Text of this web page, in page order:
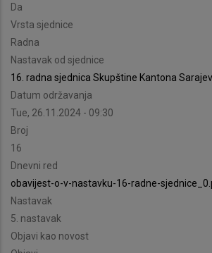
Da
Vrsta sjednice
Radna
Nastavak od sjednice
16. radna sjednica Skupštine Kantona
Datum održavanja
Tue, 26.11.2024 - 09:30
Broj
16
Dnevni red
obavijest-o-v-nastavku-16-radne-
Nastavak
5. nastavak
Objavi kao novost